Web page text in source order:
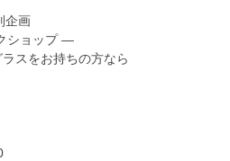
企画
ショップ ―
スをお持ちの方なら